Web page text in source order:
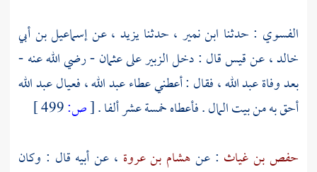
الفسوي : حدثنا ابن نمير ، حدثنايزيد ، عنإسماعيل بن أبي
خالد، عنقيسقال : دخلالزبيرعلىعثمان- رضي الله عنه -
بعد وفاة عبد الله ، فقال : أعطني عطاءعبد الله، فعيالعبد الله
أحق به من بيت المال . فأعطاه خمسة عشر ألفا .[ص:
حفص بن غياث : عنهشام بن عروة ، عن أبيه قال : وكان